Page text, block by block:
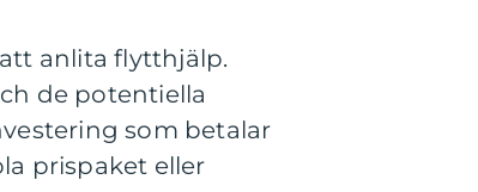
anlita flytthjälp.
de potentiella
som betalar
prispaket eller